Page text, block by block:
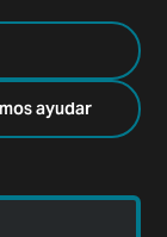
ayudar